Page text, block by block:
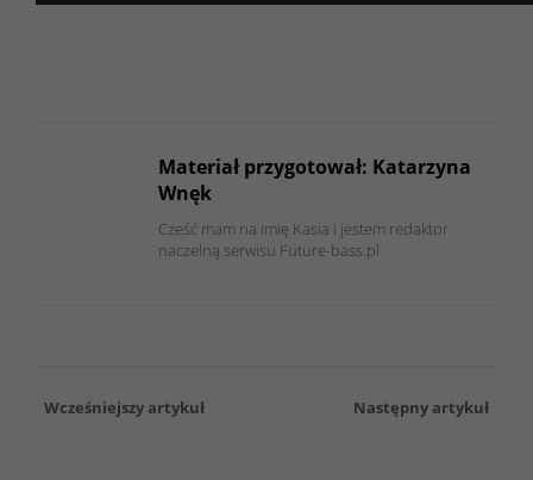
Materiał przygotował: Katarzyna
Wnęk
Cześć mam na imię Kasia i jestem redaktor
naczelną serwisu Future-bass.pl
Wcześniejszy artykuł Następny artykuł